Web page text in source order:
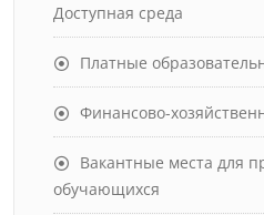
Доступная среда
Платные
Финансово-
Вакантные места для
обучающихся